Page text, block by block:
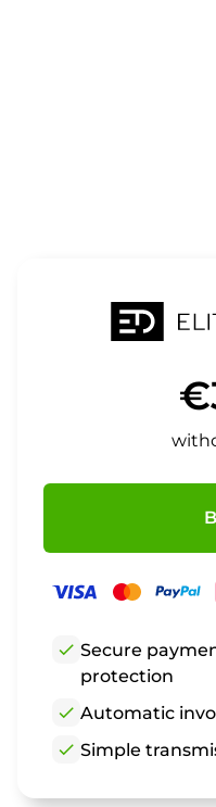
check Secure
protection
check Automatic
check Simple